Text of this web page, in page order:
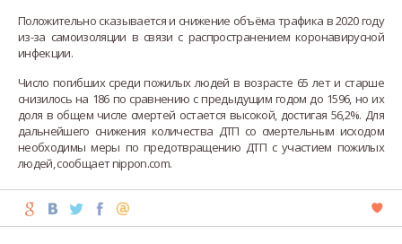
Положительно сказывается и снижение объёма трафика в 2020 году
из-за самоизоляции в связи с распространением коронавирусной
инфекции.
Число погибших среди пожилых людей в возрасте 65 лет и старше
снизилось на 186 по сравнению с предыдущим годом до 1596, но их
доля в общем числе смертей остается высокой, достигая 56,2%. Для
дальнейшего снижения количества ДТП со смертельным исходом
необходимы меры по предотвращению ДТП с участием пожилых
людей, сообщает nippon.com.